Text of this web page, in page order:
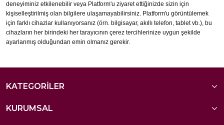
deneyiminiz etkilenebilir veya Platform'u ziyaret ettiğinizde sizin için
kişiselleştirilmiş olan bilgilere ulaşamayabilirsiniz. Platform'u görüntülemek
için farklı cihazlar kullanıyorsanız (örn. bilgisayar, akıllı telefon, tablet vb.), bu
cihazların her birindeki her tarayıcının çerez tercihlerinize uygun şekilde
ayarlanmış olduğundan emin olmanız gerekir.
KATEGORİLER
KURUMSAL